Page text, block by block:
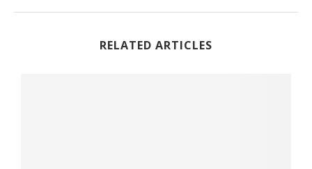
RELATED ARTICLES